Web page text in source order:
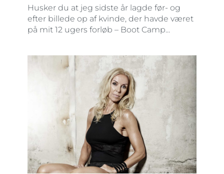
Husker du at jeg sidste år lagde før- og
efter billede op af kvinde, der havde været
på mit 12 ugers forløb – Boot Camp...